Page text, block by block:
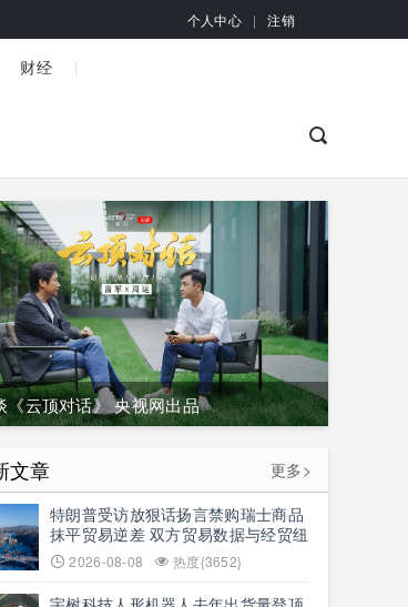
个人中心 | 注销
财经
《云顶对话》 央视网出品
文章
更多>
特朗普受访放狠话扬言禁购瑞士商品
抹平贸易逆差 双方贸易数据与经贸纽
带实际情况反差明显
2026-08-08 热度{3652}